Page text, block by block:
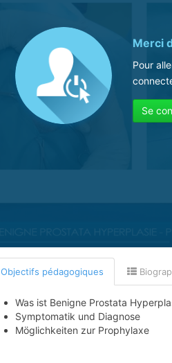
Merci
Pour
Se
Objectifs pédagogiques
Was ist Benigne Prostata
Symptomatik und Diagnose
Möglichkeiten zur Prophylaxe